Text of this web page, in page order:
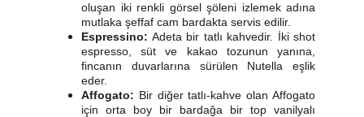
oluşan iki renkli görsel şöleni izlemek adına
mutlaka şeffaf cam bardakta servis edilir.
Espressino: Adeta bir tatlı kahvedir. İki shot
espresso, süt ve kakao tozunun yanına,
fincanın duvarlarına sürülen Nutella eşlik
eder.
Affogato: Bir diğer tatlı-kahve olan Affogato
için orta boy bir bardağa bir top vanilyalı